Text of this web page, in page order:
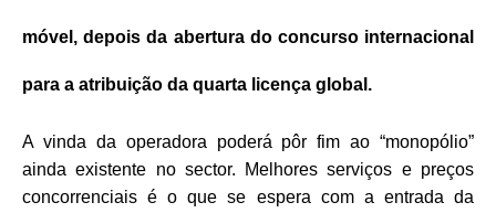
móvel, depois da abertura do concurso internacional
para a atribuição da quarta licença global.
A vinda da operadora poderá pôr fim ao “monopólio”
ainda existente no sector. Melhores serviços e preços
concorrenciais é o que se espera com a entrada da